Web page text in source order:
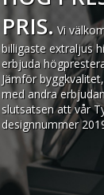
PRIS. Vi
billigaste extraljus
erbjuda
Jämför
med andra
slutsatsen att vår
designnummer